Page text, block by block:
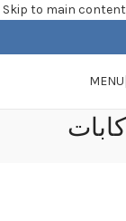
Skip to main content
MENU
كابات